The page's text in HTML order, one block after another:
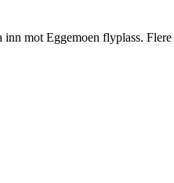
mot Eggemoen flyplass. Flere